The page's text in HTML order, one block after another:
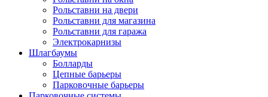
Рольставни на двери
Рольставни для магазина
Рольставни для гаража
Электрокарнизы
Шлагбаумы
Болларды
Цепные барьеры
Парковочные барьеры